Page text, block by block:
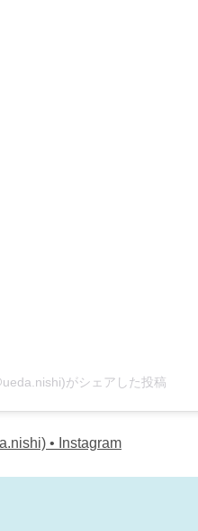
がシェアした投稿
• Instagram